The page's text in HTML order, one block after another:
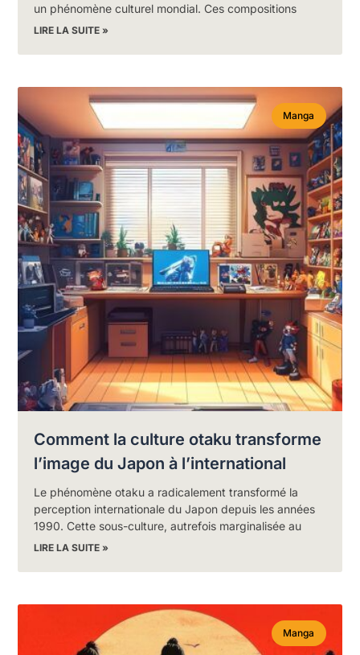
un phénomène culturel mondial. Ces compositions
LIRE LA SUITE »
Manga
Comment la culture otaku transforme
l’image du Japon à l’international
Le phénomène otaku a radicalement transformé la
perception internationale du Japon depuis les années
1990. Cette sous-culture, autrefois marginalisée au
LIRE LA SUITE »
Manga